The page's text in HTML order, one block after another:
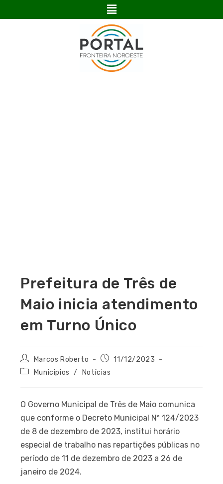
Prefeitura de Três de
Maio inicia atendimento
em Turno Único
Marcos Roberto
11/12/2023
Municipios
/ Notícias
O Governo Municipal de Três de Maio comunica
que conforme o Decreto Municipal Nº 124/2023
de 8 de dezembro de 2023, institui horário
especial de trabalho nas repartições públicas no
período de 11 de dezembro de 2023 a 26 de
janeiro de 2024.